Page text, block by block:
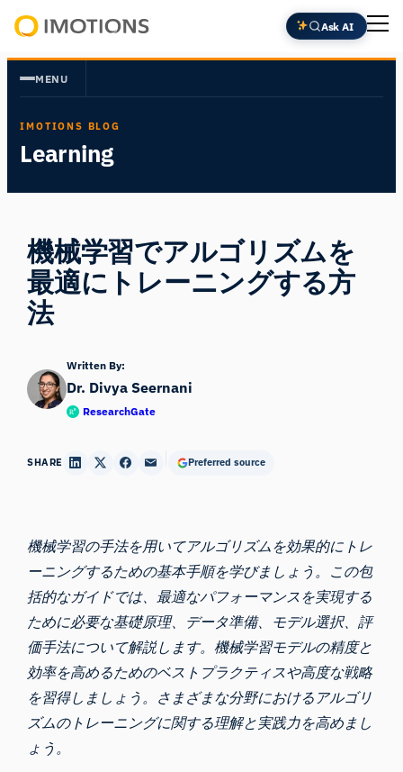
内
容
を
ス
ッ
Insight
Ask AI
MENU
IMOTIONS BLOG
Learning
機械学習でアルゴリズムを
最適にトレーニングする方
法
Written By:
Dr. Divya Seernani
ResearchGate
SHARE Preferred source
機械学習の手法を用いてアルゴリズムを効果的にトレ
ーニングするための基本手順を学びましょう。この包
括的なガイドでは、最適なパフォーマンスを実現する
ために必要な基礎原理、データ準備、モデル選択、評
価手法について解説します。機械学習モデルの精度と
効率を高めるためのベストプラクティスや高度な戦略
を習得しましょう。さまざまな分野におけるアルゴリ
ズムのトレーニングに関する理解と実践力を高めまし
ょう。